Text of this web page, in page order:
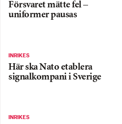
Försvaret mätte fel –
uniformer pausas
INRIKES
Här ska Nato etablera
signalkompani i Sverige
INRIKES